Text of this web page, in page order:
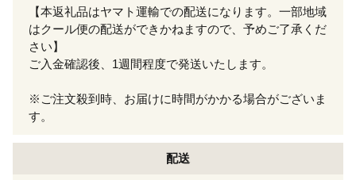
【本返礼品はヤマト運輸での配送になります。一部地域
はクール便の配送ができかねますので、予めご了承くだ
さい】
ご入金確認後、1週間程度で発送いたします。
※ご注文殺到時、お届けに時間がかかる場合がございま
す。
配送